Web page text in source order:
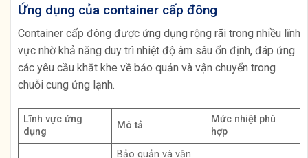
Ứng dụng của container cấp đông
Container cấp đông được ứng dụng rộng rãi trong nhiều lĩnh
vực nhờ khả năng duy trì nhiệt độ âm sâu ổn định, đáp ứng
các yêu cầu khắt khe về bảo quản và vận chuyển trong
chuỗi cung ứng lạnh.
Lĩnh vực ứng
dụng
Mô tả
Mức nhiệt phù
hợp
Bảo quản và vận